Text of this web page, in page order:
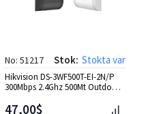
No: 51217 Stok: Stokta var
Hikvision DS-3WF500T-EI-2N/P
300Mbps 2.4Ghz 500Mt Outdoor
47,00$